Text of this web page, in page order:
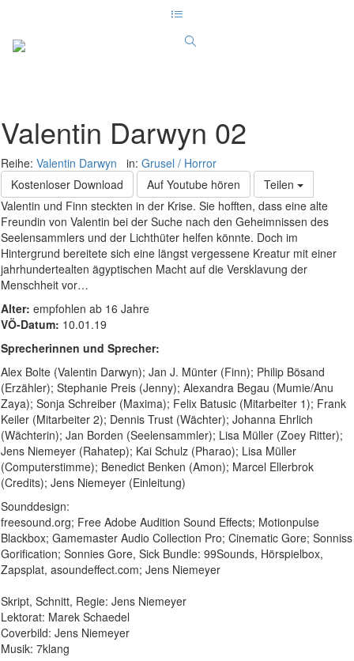
Valentin Darwyn 02
Reihe: Valentin Darwyn in: Grusel / Horror
Kostenloser Download
Auf Youtube hören
Teilen
Valentin und Finn steckten in der Krise. Sie hofften, dass eine alte
Freundin von Valentin bei der Suche nach den Geheimnissen des
Seelensammlers und der Lichthüter helfen könnte. Doch im
Hintergrund bereitete sich eine längst vergessene Kreatur mit einer
jahrhundertealten ägyptischen Macht auf die Versklavung der
Menschheit vor…
Alter: empfohlen ab 16 Jahre
VÖ-Datum: 10.01.19
Sprecherinnen und Sprecher:
Alex Bolte (Valentin Darwyn); Jan J. Münter (Finn); Philip Bösand
(Erzähler); Stephanie Preis (Jenny); Alexandra Begau (Mumie/Anu
Zaya); Sonja Schreiber (Maxima); Felix Batusic (Mitarbeiter 1); Frank
Keiler (Mitarbeiter 2); Dennis Trust (Wächter); Johanna Ehrlich
(Wächterin); Jan Borden (Seelensammler); Lisa Müller (Zoey Ritter);
Jens Niemeyer (Rahatep); Kai Schulz (Pharao); Lisa Müller
(Computerstimme); Benedict Benken (Amon); Marcel Ellerbrok
(Credits); Jens Niemeyer (Einleitung)
Sounddesign:
freesound.org; Free Adobe Audition Sound Effects; Motionpulse
Blackbox; Gamemaster Audio Collection Pro; Cinematic Gore; Sonniss
Gorification; Sonnies Gore, Sick Bundle: 99Sounds, Hörspielbox,
Zapsplat, asoundeffect.com; Jens Niemeyer
Skript, Schnitt, Regie: Jens Niemeyer
Lektorat: Marek Schaedel
Coverbild: Jens Niemeyer
Musik: 7klang